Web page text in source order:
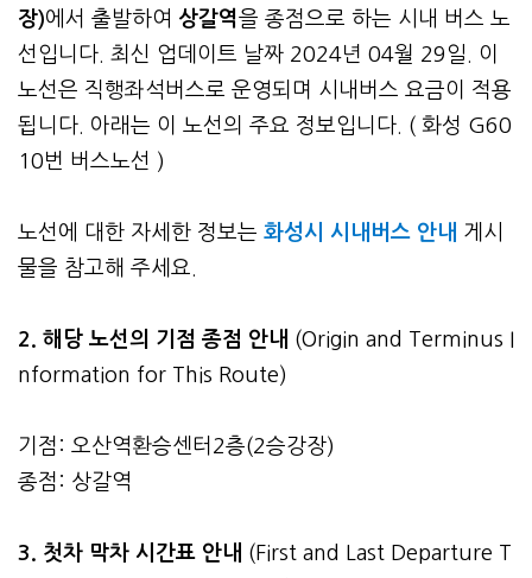
장)에서 출발하여 상갈역을 종점으로 하는 시내 버스 노
선입니다. 최신 업데이트 날짜 2024년 04월 29일. 이
노선은 직행좌석버스로 운영되며 시내버스 요금이 적용
됩니다. 아래는 이 노선의 주요 정보입니다. ( 화성 G60
10번 버스노선 )
노선에 대한 자세한 정보는 화성시 시내버스 안내 게시
물을 참고해 주세요.
2. 해당 노선의 기점 종점 안내 (Origin and Terminus I
nformation for This Route)
기점: 오산역환승센터2층(2승강장)
종점: 상갈역
3. 첫차 막차 시간표 안내 (First and Last Departure T